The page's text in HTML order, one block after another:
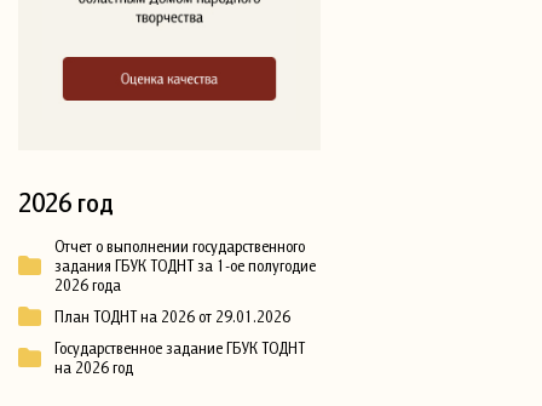
2026 год
Отчет о выполнении государственного
задания ГБУК ТОДНТ за 1-ое полугодие
2026 года
План ТОДНТ на 2026 от 29.01.2026
Государственное задание ГБУК ТОДНТ
на 2026 год